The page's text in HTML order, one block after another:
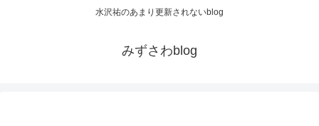
水沢祐のあまり更新されないblog
みずさわblog